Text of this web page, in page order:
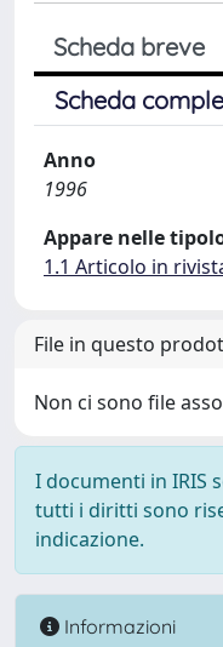
Scheda breve
Scheda
Anno
1996
Appare nelle
1.1 Articolo in
File in questo
Non ci sono file
I documenti in IRIS
tutti i diritti sono
indicazione.
Informazioni